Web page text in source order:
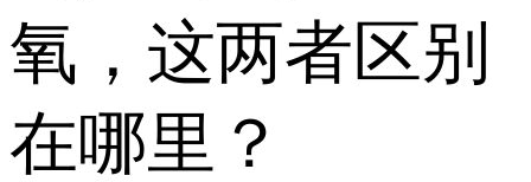
氧，这两者区别
在哪里？